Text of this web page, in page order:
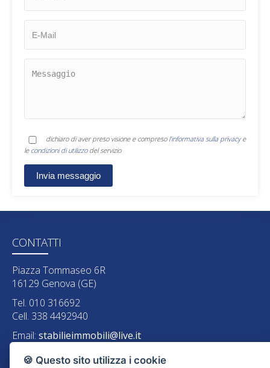
dichiaro di aver preso visione e compreso l'informativa sulla privacye
le condizioni di utilizzodel servizio
CONTATTI
Piazza Tommaseo 6R
16129 Genova (GE)
Tel. 010 316692
Cell. 338 4492940
Email: stabilieimmobili@live.it
P.IVA: 03711190102
🍪 Questo sito utilizza i cookie